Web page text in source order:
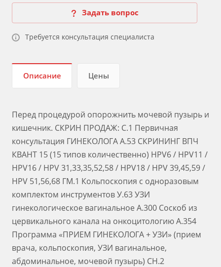
Задать вопрос
Требуется консультация специалиста
Описание Цены
Перед процедурой опорожнить мочевой пузырь и
кишечник. СКРИН ПРОДАЖ: С.1 Первичная
консультация ГИНЕКОЛОГА А.53 СКРИНИНГ ВПЧ
КВАНТ 15 (15 типов количественно) HPV6 / HPV11 /
HPV16 / HPV 31,33,35,52,58 / HPV18 / HPV 39,45,59 /
HPV 51,56,68 ГМ.1 Кольпоскопия с одноразовым
комплектом инструментов У.63 УЗИ
гинекологическое вагинальное А.300 Соскоб из
цервикального канала на онкоцитологию А.354
Программа «ПРИЕМ ГИНЕКОЛОГА + УЗИ» (прием
врача, кольпоскопия, УЗИ вагинальное,
абдоминальное, мочевой пузырь) СН.2